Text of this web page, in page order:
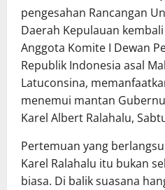
pengesahan Rancangan
Daerah Kepulauan
Anggota Komite I Dewan
Republik Indonesia asal
Latuconsina,
menemui mantan
Karel Albert Ralahalu,
Pertemuan yang
Karel Ralahalu itu bukan
biasa. Di balik suasana